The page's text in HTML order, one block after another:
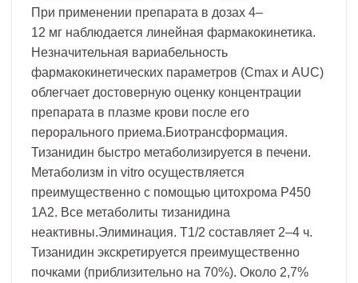
При применении препарата в дозах 4–
12 мг наблюдается линейная фармакокинетика.
Незначительная вариабельность
фармакокинетических параметров (Cmax и AUC)
облегчает достоверную оценку концентрации
препарата в плазме крови после его
перорального приема.Биотрансформация.
Тизанидин быстро метаболизируется в печени.
Метаболизм in vitro осуществляется
преимущественно с помощью цитохрома P450
1A2. Все метаболиты тизанидина
неактивны.Элиминация. T1/2 составляет 2–4 ч.
Тизанидин экскретируется преимущественно
почками (приблизительно на 70%). Около 2,7%